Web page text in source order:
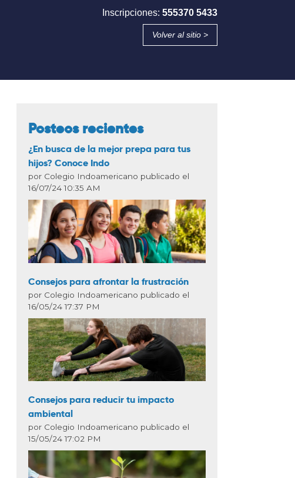
Inscripciones: 555370 5433
Volver al sitio >
Posteos recientes
¿En busca de la mejor prepa para tus
hijos? Conoce Indo
por Colegio Indoamericano publicado el
16/07/24 10:35 AM
Consejos para afrontar la frustración
por Colegio Indoamericano publicado el
16/05/24 17:37 PM
Consejos para reducir tu impacto
ambiental
por Colegio Indoamericano publicado el
15/05/24 17:02 PM